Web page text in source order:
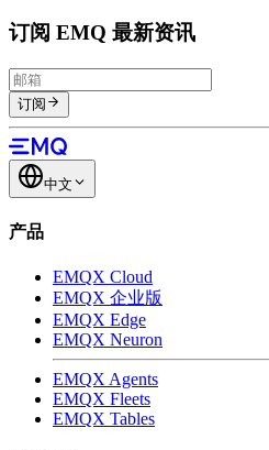
订阅 EMQ 最新资讯
订阅
中文
产品
EMQX Cloud
EMQX 企业版
EMQX Edge
EMQX Neuron
EMQX Agents
EMQX Fleets
EMQX Tables